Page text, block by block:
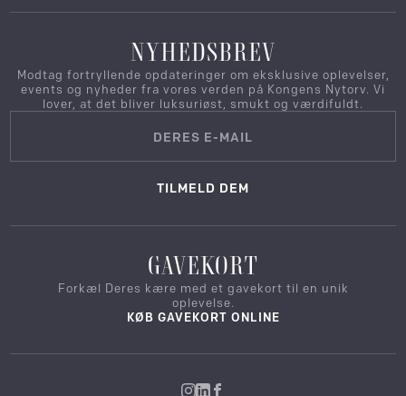
NYHEDSBREV
Modtag fortryllende opdateringer om eksklusive oplevelser,
events og nyheder fra vores verden på Kongens Nytorv. Vi
lover, at det bliver luksuriøst, smukt og værdifuldt.
TILMELD DEM
GAVEKORT
Forkæl Deres kære med et gavekort til en unik
oplevelse.
KØB GAVEKORT ONLINE